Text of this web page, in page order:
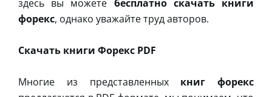
здесь вы можете бесплатно скачать книги
форекс, однако уважайте труд авторов.
Скачать книги Форекс PDF
Многие из представленных книг форекс